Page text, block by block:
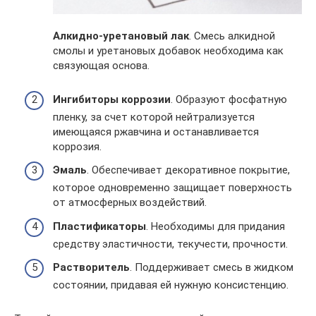
Алкидно-уретановый лак . Смесь алкидной
смолы и уретановых добавок необходима как
связующая основа.
Ингибиторы коррозии . Образуют фосфатную
пленку, за счет которой нейтрализуется
имеющаяся ржавчина и останавливается
коррозия.
Эмаль. Обеспечивает декоративное покрытие,
которое одновременно защищает поверхность
от атмосферных воздействий.
Пластификаторы . Необходимы для придания
средству эластичности, текучести, прочности.
Растворитель. Поддерживает смесь в жидком
состоянии, придавая ей нужную консистенцию.